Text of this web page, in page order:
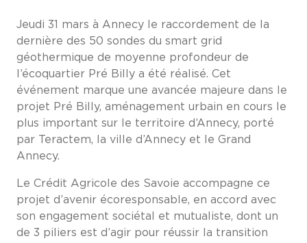
Jeudi 31 mars à Annecy le raccordement de la
dernière des 50 sondes du smart grid
géothermique de moyenne profondeur de
l’écoquartier Pré Billy a été réalisé. Cet
événement marque une avancée majeure dans le
projet Pré Billy, aménagement urbain en cours le
plus important sur le territoire d’Annecy, porté
par Teractem, la ville d’Annecy et le Grand
Annecy.
Le Crédit Agricole des Savoie accompagne ce
projet d’avenir écoresponsable, en accord avec
son engagement sociétal et mutualiste, dont un
de 3 piliers est d’agir pour réussir la transition